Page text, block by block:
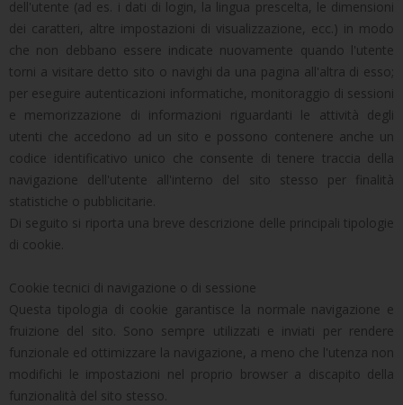
dell'utente (ad es. i dati di login, la lingua prescelta, le dimensioni
dei caratteri, altre impostazioni di visualizzazione, ecc.) in modo
che non debbano essere indicate nuovamente quando l'utente
torni a visitare detto sito o navighi da una pagina all'altra di esso;
per eseguire autenticazioni informatiche, monitoraggio di sessioni
e memorizzazione di informazioni riguardanti le attività degli
utenti che accedono ad un sito e possono contenere anche un
codice identificativo unico che consente di tenere traccia della
navigazione dell'utente all'interno del sito stesso per finalità
statistiche o pubblicitarie.
Di seguito si riporta una breve descrizione delle principali tipologie
di cookie.
Cookie tecnici di navigazione o di sessione
Questa tipologia di cookie garantisce la normale navigazione e
fruizione del sito. Sono sempre utilizzati e inviati per rendere
funzionale ed ottimizzare la navigazione, a meno che l'utenza non
modifichi le impostazioni nel proprio browser a discapito della
funzionalità del sito stesso.